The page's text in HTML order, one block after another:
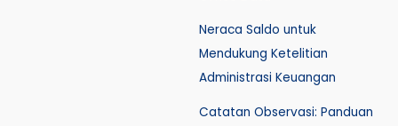
Neraca Saldo untuk
Mendukung Ketelitian
Administrasi Keuangan
Catatan Observasi: Panduan